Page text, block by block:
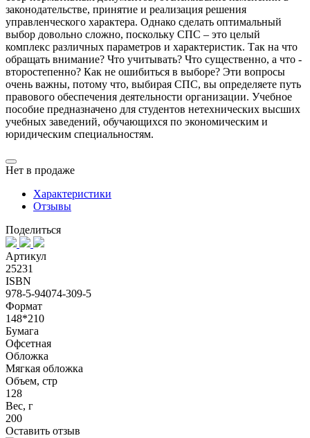
законодательстве, принятие и реализация решения
управленческого характера. Однако сделать оптимальный
выбор довольно сложно, поскольку СПС – это целый
комплекс различных параметров и характеристик. Так на что
обращать внимание? Что учитывать? Что существенно, а что -
второстепенно? Как не ошибиться в выборе? Эти вопросы
очень важны, потому что, выбирая СПС, вы определяете путь
правового обеспечения деятельности организации. Учебное
пособие предназначено для студентов нетехнических высших
учебных заведений, обучающихся по экономическим и
юридическим специальностям.
Нет в продаже
Характеристики
Отзывы
Поделиться
Артикул
25231
ISBN
978-5-94074-309-5
Формат
148*210
Бумага
Офсетная
Обложка
Мягкая обложка
Объем, стр
128
Вес, г
200
Оставить отзыв